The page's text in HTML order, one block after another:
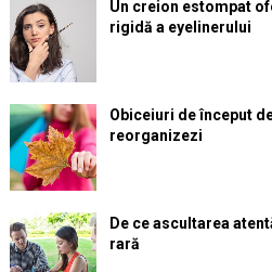
Un creion estompat
rigidă a eyelinerului
Obiceiuri de început
reorganizezi
De ce ascultarea
rară